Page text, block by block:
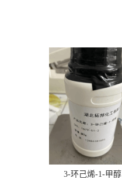
3-环己烯-1-甲醇